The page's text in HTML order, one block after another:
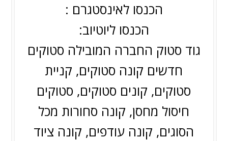
הכנסו לאינסטגרם :
הכנסו ליוטיוב:
גוד סטוק החברה המובילה סטוקים
חדשים קונה סטוקים, קניית
סטוקים, קונים סטוקים, סטוקים
חיסול מחסן, קונה סחורות מכל
הסוגים, קונה עודפים, קונה ציוד